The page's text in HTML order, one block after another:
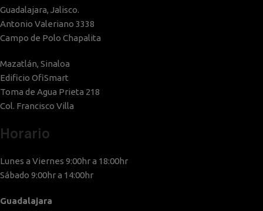
Guadalajara, Jalisco.
Antonio Valeriano 3338
Campo de Polo Chapalita
Mazatlán, Sinaloa
Edificio OfiSmart
Toma de Agua Prieta 218
Col. Francisco Villa
Horario
Lunes a Viernes 9:00hr a 18:00hr
Sábado 9:00hr a 14:00hr
Guadalajara